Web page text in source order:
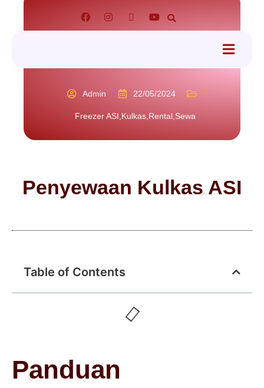
Admin 22/05/2024
Freezer ASI,Kulkas,Rental,Sewa
Penyewaan Kulkas ASI
Table of Contents
Panduan